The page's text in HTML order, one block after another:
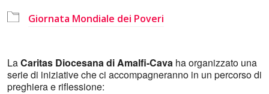
Giornata Mondiale dei Poveri
LaCaritas Diocesana di Amalfi-Cava ha organizzato una
serie di iniziative che ci accompagneranno in un percorso di
preghiera e riflessione: